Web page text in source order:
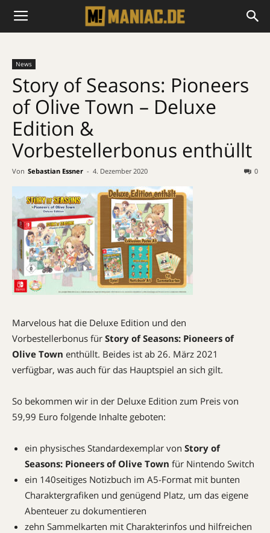
News
Story of Seasons: Pioneers
of Olive Town – Deluxe
Edition &
Vorbestellerbonus enthüllt
Von Sebastian Essner - 4. Dezember 2020 0
Marvelous hat die Deluxe Edition und den
Vorbestellerbonus für Story of Seasons: Pioneers of
Olive Town enthüllt. Beides ist ab 26. März 2021
verfügbar, was auch für das Hauptspiel an sich gilt.
So bekommen wir in der Deluxe Edition zum Preis von
59,99 Euro folgende Inhalte geboten:
ein physisches Standardexemplar von Story of
Seasons: Pioneers of Olive Town für Nintendo Switch
ein 140seitiges Notizbuch im A5-Format mit bunten
Charaktergrafiken und genügend Platz, um das eigene
Abenteuer zu dokumentieren
zehn Sammelkarten mit Charakterinfos und hilfreichen